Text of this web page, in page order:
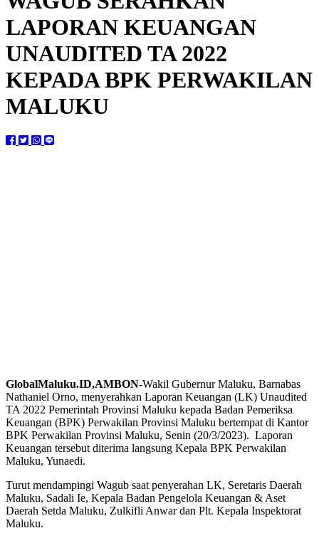
LAPORAN KEUANGAN
UNAUDITED TA 2022
KEPADA BPK PERWAKILAN
MALUKU
GlobalMaluku.ID,AMBON-Wakil Gubernur Maluku, Barnabas
Nathaniel Orno, menyerahkan Laporan Keuangan (LK) Unaudited
TA 2022 Pemerintah Provinsi Maluku kepada Badan Pemeriksa
Keuangan (BPK) Perwakilan Provinsi Maluku bertempat di Kantor
BPK Perwakilan Provinsi Maluku, Senin (20/3/2023). Laporan
Keuangan tersebut diterima langsung Kepala BPK Perwakilan
Maluku, Yunaedi.
Turut mendampingi Wagub saat penyerahan LK, Seretaris Daerah
Maluku, Sadali Ie, Kepala Badan Pengelola Keuangan & Aset
Daerah Setda Maluku, Zulkifli Anwar dan Plt. Kepala Inspektorat
Maluku.